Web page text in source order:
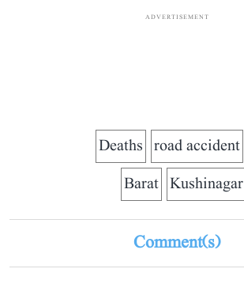
ADVERTISEMENT
road accident
Deaths
Kushinagar
Barat
Comment(s)